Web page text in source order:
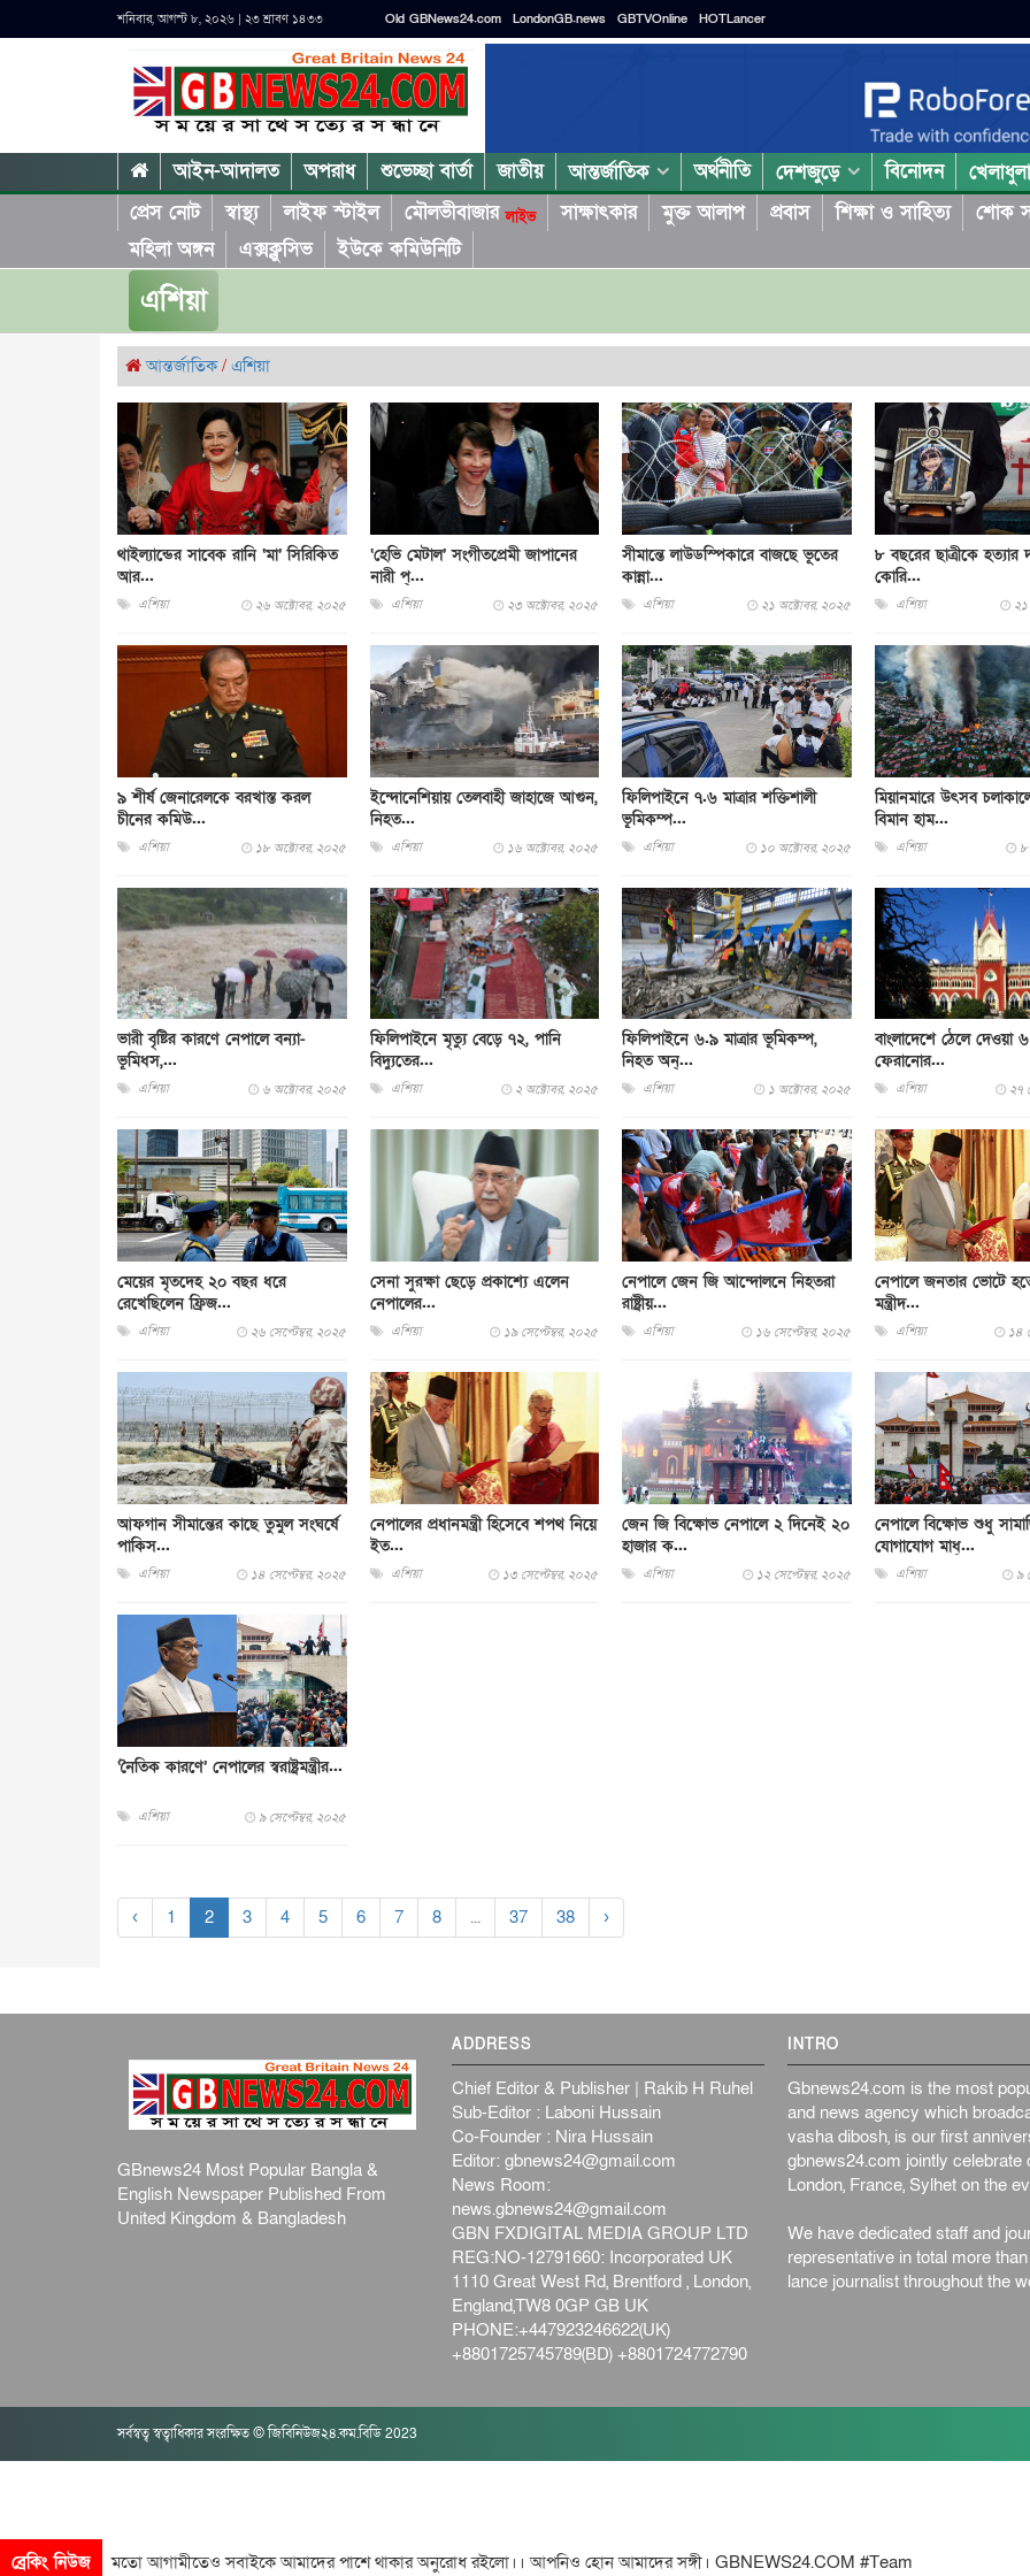
শনিবার, আগস্ট ৮, ২০২৬ | ২৩ শ্রাবণ ১৪৩৩ Old GBNews24.com LondonGB.news GBTVOnline HOTLancer
আইন-আদালত অপরাধ শুভেচ্ছা বার্তা জাতীয় আন্তর্জাতিক অর্থনীতি দেশজুড়ে বিনোদন
প্রেস নোট
স্বাস্থ্য লাইফ স্টাইল মৌলভীবাজারলাইভ সাক্ষাৎকার মুক্ত আলাপ প্রবাস শিক্ষা ও সাহিত্য শোক
মহিলা অঙ্গন
এক্সক্লুসিভ ইউকে কমিউনিটি
এশিয়া
আন্তর্জাতিক/ এশিয়া
থাইল্যান্ডের সাবেক রানি ‘মা’ সিরিকিত
আর...
এশিয়া ২৬ অক্টোবর, ২০২৫
‘হেভি মেটাল’ সংগীতপ্রেমী জাপানের
নারী প্...
এশিয়া ২৩ অক্টোবর, ২০২৫
সীমান্তে লাউডস্পিকারে বাজছে ভূতের
কান্না...
এশিয়া ২১ অক্টোবর, ২০২৫
৮ বছরের ছাত্রীকে হত্যার
কোরি...
এশিয়া
৯ শীর্ষ জেনারেলকে বরখাস্ত করল
চীনের কমিউ...
এশিয়া ১৮ অক্টোবর, ২০২৫
ইন্দোনেশিয়ায় তেলবাহী জাহাজে আগুন,
নিহত...
এশিয়া ১৬ অক্টোবর, ২০২৫
ফিলিপাইনে ৭.৬ মাত্রার শক্তিশালী
ভূমিকম্প...
এশিয়া ১০ অক্টোবর, ২০২৫
মিয়ানমারে উৎসব
বিমান হাম...
এশিয়া ৮
ভারী বৃষ্টির কারণে নেপালে বন্যা-
ভূমিধস,...
এশিয়া ৬ অক্টোবর, ২০২৫
ফিলিপাইনে মৃত্যু বেড়ে ৭২, পানি
বিদ্যুতের...
এশিয়া ২ অক্টোবর, ২০২৫
ফিলিপাইনে ৬.৯ মাত্রার ভূমিকম্প,
নিহত অন্...
এশিয়া ১ অক্টোবর, ২০২৫
বাংলাদেশে ঠেলে দেওয়া
ফেরানোর...
এশিয়া ২৭
মেয়ের মৃতদেহ ২০ বছর ধরে
রেখেছিলেন ফ্রিজ...
এশিয়া ২৬ সেপ্টেম্বর, ২০২৫
সেনা সুরক্ষা ছেড়ে প্রকাশ্যে এলেন
নেপালের...
এশিয়া ১৯ সেপ্টেম্বর, ২০২৫
নেপালে জেন জি আন্দোলনে নিহতরা
রাষ্ট্রীয়...
এশিয়া ১৬ সেপ্টেম্বর, ২০২৫
নেপালে জনতার ভোটে
মন্ত্রীদ...
এশিয়া ১৪
আফগান সীমান্তের কাছে তুমুল সংঘর্ষে
পাকিস...
এশিয়া ১৪ সেপ্টেম্বর, ২০২৫
নেপালের প্রধানমন্ত্রী হিসেবে শপথ নিয়ে
ইত...
এশিয়া ১৩ সেপ্টেম্বর, ২০২৫
জেন জি বিক্ষোভ নেপালে ২ দিনেই ২০
হাজার ক...
এশিয়া ১২ সেপ্টেম্বর, ২০২৫
নেপালে বিক্ষোভ শুধু
যোগাযোগ মাধ্...
এশিয়া ৯
‘নৈতিক কারণে’ নেপালের স্বরাষ্ট্রমন্ত্রীর...
এশিয়া ৯ সেপ্টেম্বর, ২০২৫
‹ 1 2 3 4 5 6 7 8 ... 37 38 ›
GBnews24 Most Popular Bangla &
English Newspaper Published From
United Kingdom & Bangladesh
ADDRESS
Chief Editor & Publisher | Rakib H Ruhel
Sub-Editor : Laboni Hussain
Co-Founder : Nira Hussain
Editor:gbnews24@gmail.com
News Room:
news.gbnews24@gmail.com
GBN FXDIGITAL MEDIA GROUP LTD
REG:NO-12791660: Incorporated UK
1110 Great West Rd, Brentford , London,
England,TW8 0GP GB UK
PHONE:+447923246622(UK)
+8801725745789(BD) +8801724772790
INTRO
Gbnews24.com is the most
and news agency which
vasha dibosh, is our first
gbnews24.com jointly
London, France, Sylhet on the
We have dedicated staff and
representative in total more
lance journalist throughout the
সর্বস্বত্ব স্বত্বাধিকার সংরক্ষিত © জিবিনিউজ২৪.কম.বিডি 2023
ব্রেকিং নিউজ
দিনের মতো আগামীতেও সবাইকে আমাদের পাশে থাকার অনুরোধ রইলো।। আপনিও হোন আমাদের সঙ্গী। GBNEWS24.COM #Team